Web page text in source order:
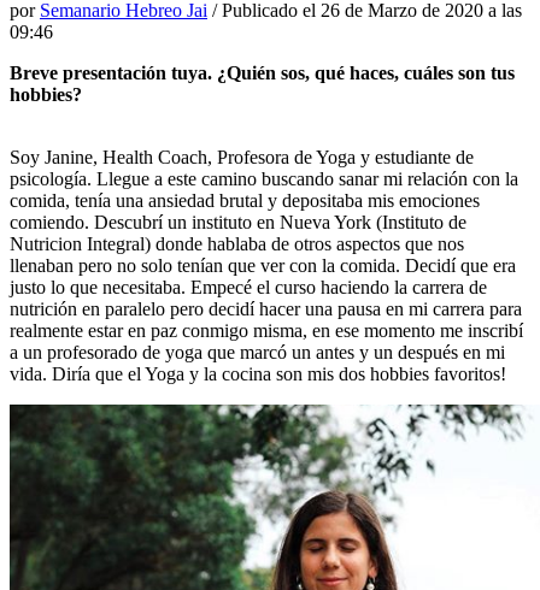
por Semanario Hebreo Jai / Publicado el 26 de Marzo de 2020 a las
09:46
Breve presentación tuya. ¿Quién sos, qué haces, cuáles son tus
hobbies?
Soy Janine, Health Coach, Profesora de Yoga y estudiante de
psicología. Llegue a este camino buscando sanar mi relación con la
comida, tenía una ansiedad brutal y depositaba mis emociones
comiendo. Descubrí un instituto en Nueva York (Instituto de
Nutricion Integral) donde hablaba de otros aspectos que nos
llenaban pero no solo tenían que ver con la comida. Decidí que era
justo lo que necesitaba. Empecé el curso haciendo la carrera de
nutrición en paralelo pero decidí hacer una pausa en mi carrera para
realmente estar en paz conmigo misma, en ese momento me inscribí
a un profesorado de yoga que marcó un antes y un después en mi
vida. Diría que el Yoga y la cocina son mis dos hobbies favoritos!